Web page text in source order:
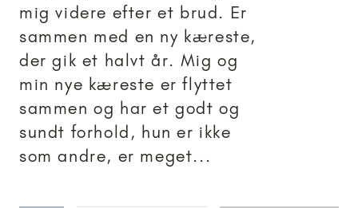
mig videre efter et brud. Er
sammen med en ny kæreste,
der gik et halvt år. Mig og
min nye kæreste er flyttet
sammen og har et godt og
sundt forhold, hun er ikke
som andre, er meget...